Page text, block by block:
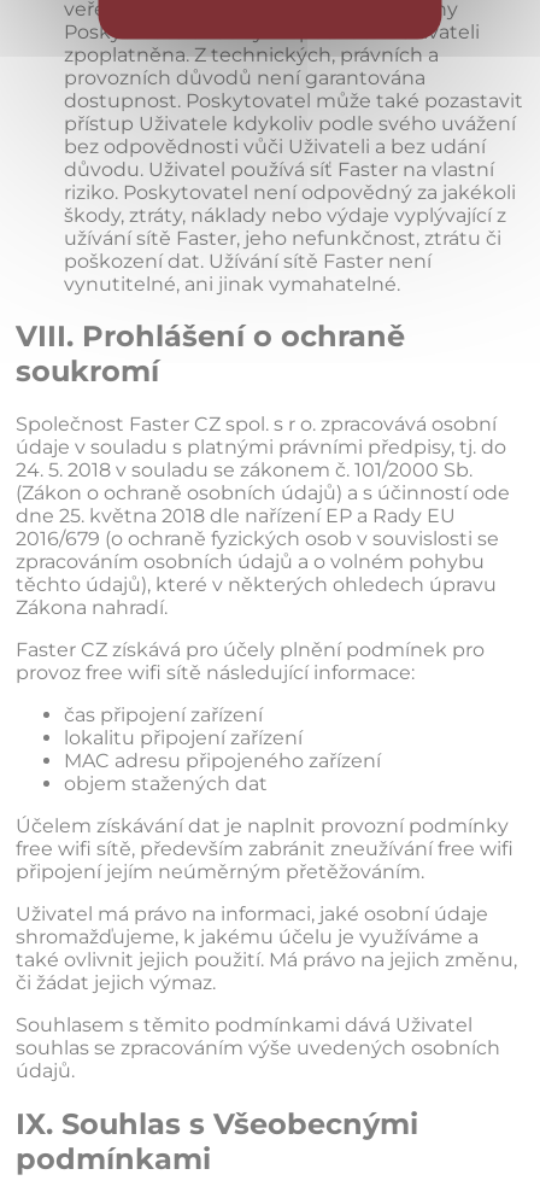
veřejné sítě Internet, která není ze strany
Poskytovatele žádným způsobem Uživateli
zpoplatněna. Z technických, právních a
provozních důvodů není garantována
dostupnost. Poskytovatel může také pozastavit
přístup Uživatele kdykoliv podle svého uvážení
bez odpovědnosti vůči Uživateli a bez udání
důvodu. Uživatel používá síť Faster na vlastní
riziko. Poskytovatel není odpovědný za jakékoli
škody, ztráty, náklady nebo výdaje vyplývající z
užívání sítě Faster, jeho nefunkčnost, ztrátu či
poškození dat. Užívání sítě Faster není
vynutitelné, ani jinak vymahatelné.
VIII. Prohlášení o ochraně
soukromí
Společnost Faster CZ spol. s r o. zpracovává osobní
údaje v souladu s platnými právními předpisy, tj. do
24. 5. 2018 v souladu se zákonem č. 101/2000 Sb.
(Zákon o ochraně osobních údajů) a s účinností ode
dne 25. května 2018 dle nařízení EP a Rady EU
2016/679 (o ochraně fyzických osob v souvislosti se
zpracováním osobních údajů a o volném pohybu
těchto údajů), které v některých ohledech úpravu
Zákona nahradí.
Faster CZ získává pro účely plnění podmínek pro
provoz free wifi sítě následující informace:
čas připojení zařízení
lokalitu připojení zařízení
MAC adresu připojeného zařízení
objem stažených dat
Účelem získávání dat je naplnit provozní podmínky
free wifi sítě, především zabránit zneužívání free wifi
připojení jejím neúměrným přetěžováním.
Uživatel má právo na informaci, jaké osobní údaje
shromažďujeme, k jakému účelu je využíváme a
také ovlivnit jejich použití. Má právo na jejich změnu,
či žádat jejich výmaz.
Souhlasem s těmito podmínkami dává Uživatel
souhlas se zpracováním výše uvedených osobních
údajů.
IX. Souhlas s Všeobecnými
podmínkami